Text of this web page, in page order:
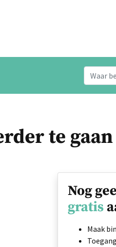
te gaan
Nog
gratis
Maak